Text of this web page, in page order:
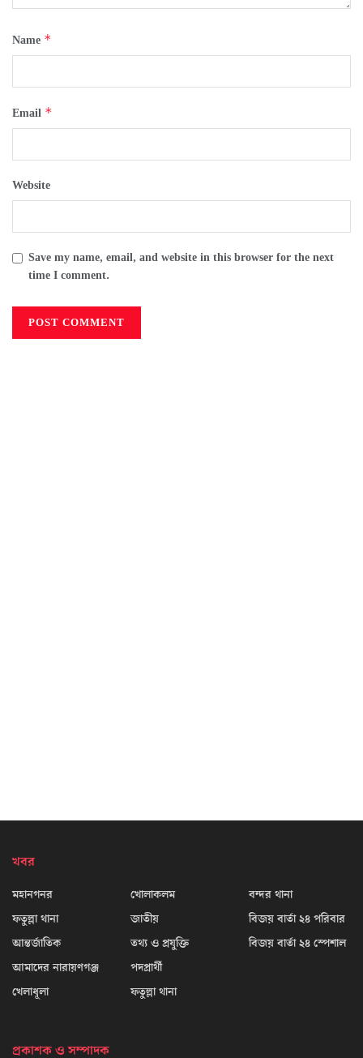
Name *
Email *
Website
Save my name, email, and website in this browser for the next
time I comment.
খবর
মহানগনর
ফতুল্লা থানা
আন্তর্জাতিক
আমাদের নারায়ণগঞ্জ
খেলাধূলা
খোলাকলম
জাতীয়
তথ্য ও প্রযুক্তি
পদপ্রার্থী
ফতুল্লা থানা
বন্দর থানা
বিজয় বার্তা ২৪ পরিবার
বিজয় বার্তা ২৪ স্পেশাল
প্রকাশক ও সম্পাদক